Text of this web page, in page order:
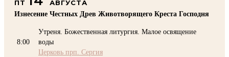
ПТ
АВГУСТА
Изнесение Честных Древ Животворящего Креста Господня
8:00
Утреня. Божественная литургия. Малое освящение
воды
Церковь прп. Сергия